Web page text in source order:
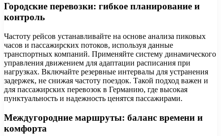
Городские перевозки: гибкое планирование и
контроль
Частоту рейсов устанавливайте на основе анализа пиковых
часов и пассажирских потоков, используя данные
транспортных компаний. Применяйте систему динамического
управления движением для адаптации расписания при
нагрузках. Включайте резервные интервалы для устранения
задержек, не снижая частоту поездок. Такой подход важен и
для пассажирских перевозок в Германию, где высокая
пунктуальность и надежность ценятся пассажирами.
Междугородние маршруты: баланс времени и
комфорта